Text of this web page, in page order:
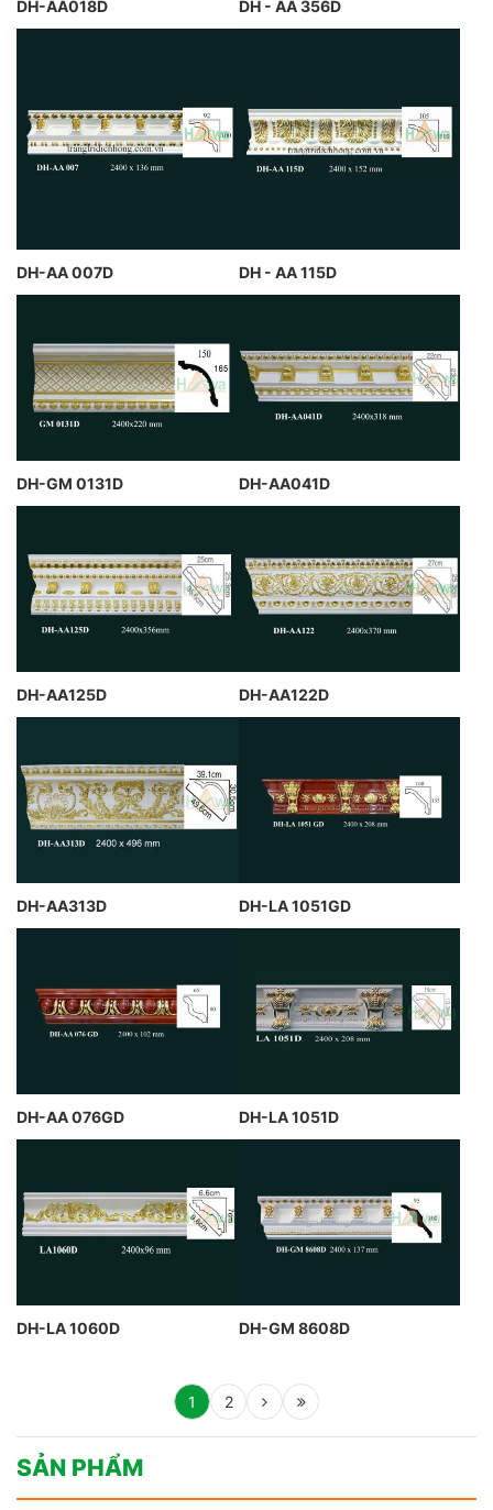
DH-AA018D DH - AA 356D
DH-AA 007D DH - AA 115D
DH-GM 0131D DH-AA041D
DH-AA125D DH-AA122D
DH-AA313D DH-LA 1051GD
DH-AA 076GD DH-LA 1051D
DH-LA 1060D DH-GM 8608D
1 2
SẢN PHẨM